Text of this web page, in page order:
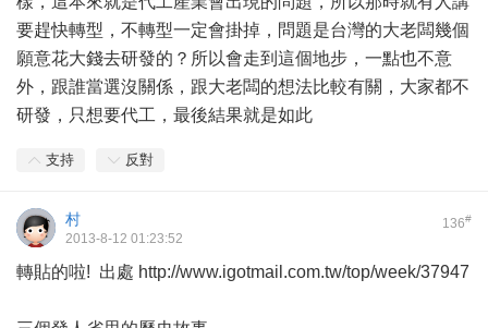
要趕快轉型，不轉型一定會掛掉，問題是台灣的大老闆幾個
願意花大錢去研發的？所以會走到這個地步，一點也不意
外，跟誰當選沒關係，跟大老闆的想法比較有關，大家都不
研發，只想要代工，最後結果就是如此
支持 反對
136#
村
2013-8-12 01:23:52
轉貼的啦! 出處 http://www.igotmail.com.tw/top/week/37947